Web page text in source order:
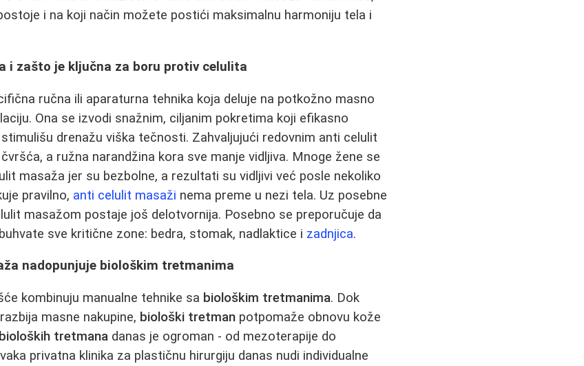
i na koji način možete postići maksimalnu harmoniju tela i
i zašto je ključna za boru protiv celulita
ručna ili aparaturna tehnika koja deluje na potkožno masno
Ona se izvodi snažnim, ciljanim pokretima koji efikasno
drenažu viška tečnosti. Zahvaljujući redovnim anti celulit
a ružna narandžina kora sve manje vidljiva. Mnoge žene se
masaža jer su bezbolne, a rezultati su vidljivi već posle nekoliko
pravilno, anti celulit masaži nema preme u nezi tela. Uz posebne
masažom postaje još delotvornija. Posebno se preporučuje da
sve kritične zone: bedra, stomak, nadlaktice i zadnjica.
nadopunjuje biološkim tretmanima
kombinuju manualne tehnike sa biološkim tretmanima. Dok
masne nakupine, biološki tretman potpomaže obnovu kože
bioloških tretmana danas je ogroman - od mezoterapije do
privatna klinika za plastičnu hirurgiju danas nudi individualne